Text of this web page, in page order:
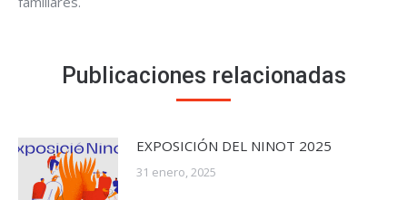
Publicaciones relacionadas
EXPOSICIÓN DEL NINOT 2025
31 enero, 2025